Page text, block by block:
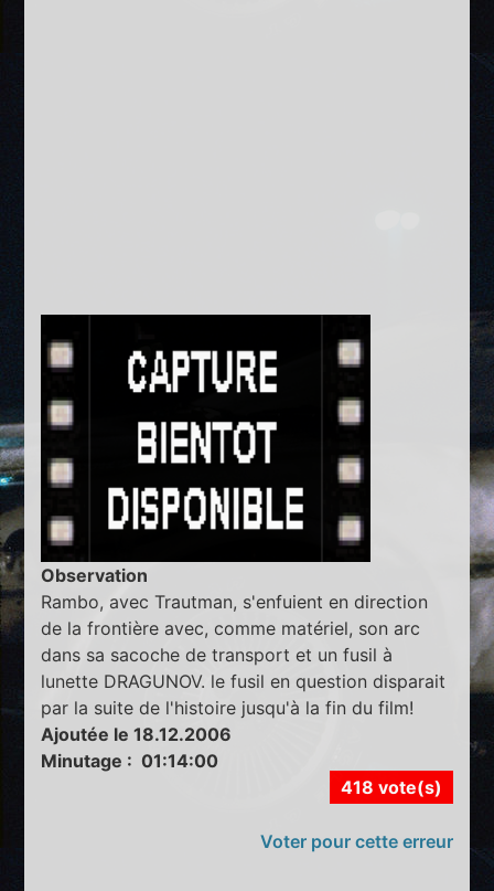
Observation
Rambo, avec Trautman, s'enfuient en direction
de la frontière avec, comme matériel, son arc
dans sa sacoche de transport et un fusil à
lunette DRAGUNOV. le fusil en question disparait
par la suite de l'histoire jusqu'à la fin du film!
Ajoutée le 18.12.2006
Minutage : 01:14:00
418 vote(s)
Voter pour cette erreur